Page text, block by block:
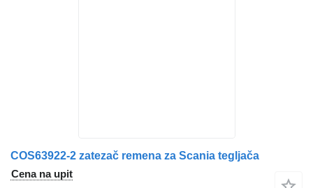
COS63922-2 zatezač remena za Scania tegljača
Cena na upit